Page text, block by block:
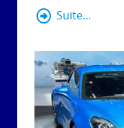
Suite...